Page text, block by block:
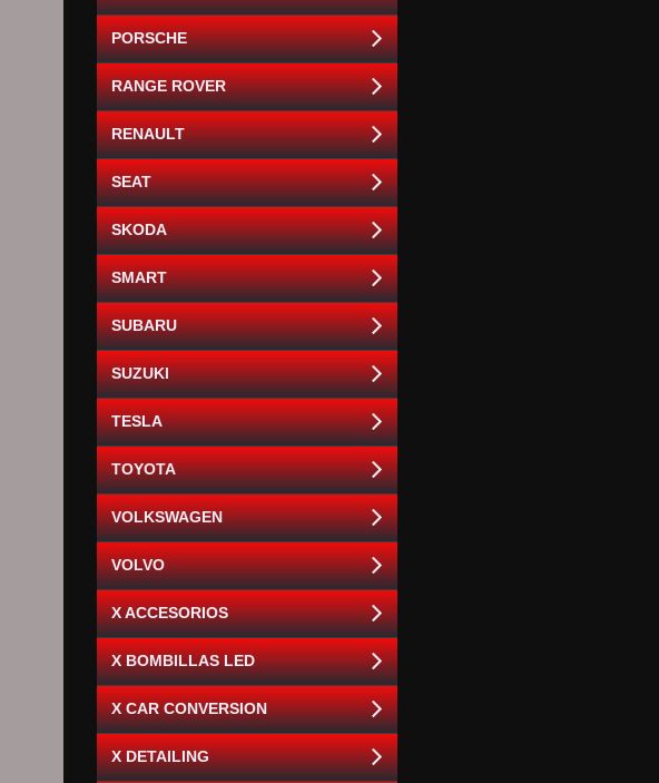
PORSCHE
RANGE ROVER
RENAULT
SEAT
SKODA
SMART
SUBARU
SUZUKI
TESLA
TOYOTA
VOLKSWAGEN
VOLVO
X ACCESORIOS
X BOMBILLAS LED
X CAR CONVERSION
X DETAILING